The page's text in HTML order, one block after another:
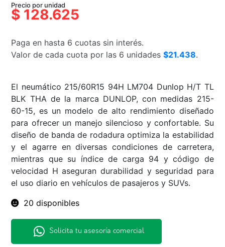
precio
original
$257.250.
precio
actual
$128.625.
Precio por unidad
$ 128.625
Paga en hasta 6 cuotas sin interés.
Valor de cada cuota por las 6 unidades$21.438.
El neumático 215/60R15 94H LM704 Dunlop H/T TL
BLK THA de la marca DUNLOP, con medidas 215-
60-15, es un modelo de alto rendimiento diseñado
para ofrecer un manejo silencioso y confortable. Su
diseño de banda de rodadura optimiza la estabilidad
y el agarre en diversas condiciones de carretera,
mientras que su índice de carga 94 y código de
velocidad H aseguran durabilidad y seguridad para
el uso diario en vehículos de pasajeros y SUVs.
20 disponibles
Solicita tu asesoría comercial